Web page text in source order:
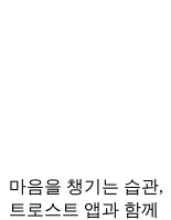
마음을 챙기는 습관,
트로스트 앱과 함께